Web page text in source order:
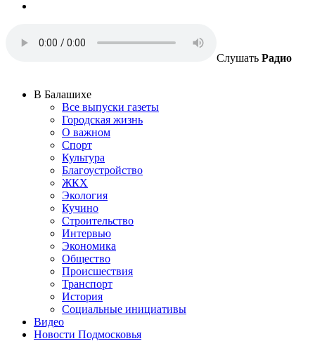
Слушать Радио
В Балашихе
Все выпуски газеты
Городская жизнь
О важном
Спорт
Культура
Благоустройство
ЖКХ
Экология
Кучино
Строительство
Интервью
Экономика
Общество
Происшествия
Транспорт
История
Социальные инициативы
Видео
Новости Подмосковья